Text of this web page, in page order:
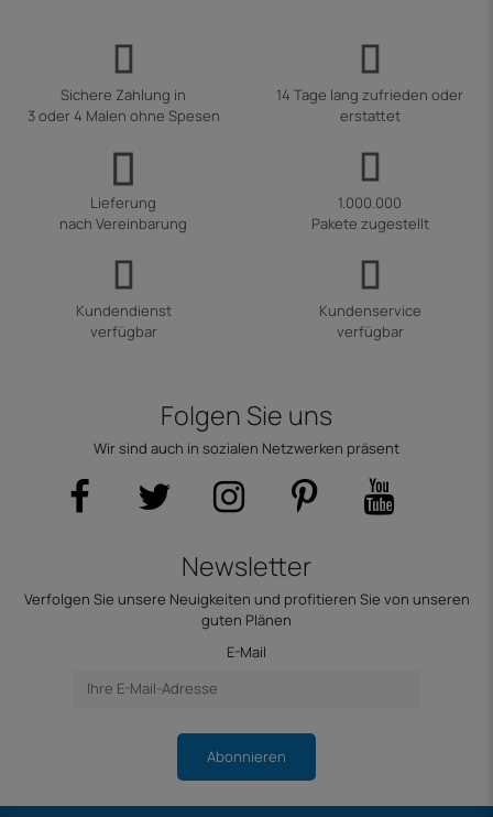
Sichere Zahlung in
3 oder 4 Malen ohne Spesen
14 Tage lang zufrieden oder
erstattet
Lieferung
nach Vereinbarung
1.000.000
Pakete zugestellt
Kundendienst
verfügbar
Kundenservice
verfügbar
Folgen Sie uns
Wir sind auch in sozialen Netzwerken präsent
Newsletter
Verfolgen Sie unsere Neuigkeiten und profitieren Sie von unseren
guten Plänen
E-Mail
Abonnieren